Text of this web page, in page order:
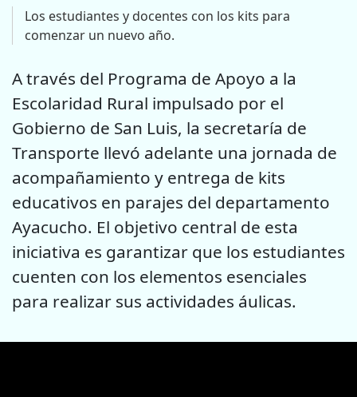
Los estudiantes y docentes con los kits para
comenzar un nuevo año.
A través del Programa de Apoyo a la
Escolaridad Rural impulsado por el
Gobierno de San Luis, la secretaría de
Transporte llevó adelante una jornada de
acompañamiento y entrega de kits
educativos en parajes del departamento
Ayacucho. El objetivo central de esta
iniciativa es garantizar que los estudiantes
cuenten con los elementos esenciales
para realizar sus actividades áulicas.